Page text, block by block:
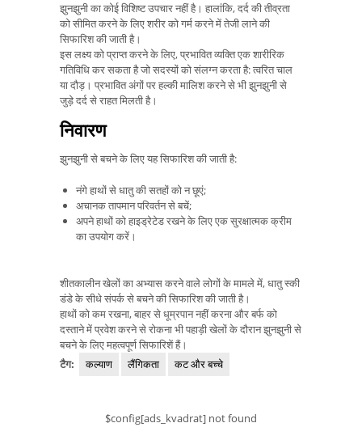
झुनझुनी का कोई विशिष्ट उपचार नहीं है। हालांकि, दर्द की तीव्रता
को सीमित करने के लिए शरीर को गर्म करने में तेजी लाने की
सिफारिश की जाती है।
इस लक्ष्य को प्राप्त करने के लिए, प्रभावित व्यक्ति एक शारीरिक
गतिविधि कर सकता है जो सदस्यों को संलग्न करता है: त्वरित चाल
या दौड़। प्रभावित अंगों पर हल्की मालिश करने से भी झुनझुनी से
जुड़े दर्द से राहत मिलती है।
निवारण
झुनझुनी से बचने के लिए यह सिफारिश की जाती है:
नंगे हाथों से धातु की सतहों को न छूएं;
अचानक तापमान परिवर्तन से बचें;
अपने हाथों को हाइड्रेटेड रखने के लिए एक सुरक्षात्मक क्रीम
का उपयोग करें।
शीतकालीन खेलों का अभ्यास करने वाले लोगों के मामले में, धातु स्की
डंडे के सीधे संपर्क से बचने की सिफारिश की जाती है।
हाथों को कम रखना, बाहर से धूम्रपान नहीं करना और बर्फ को
दस्ताने में प्रवेश करने से रोकना भी पहाड़ी खेलों के दौरान झुनझुनी से
बचने के लिए महत्वपूर्ण सिफारिशें हैं।
टैग:
कल्याण लैंगिकता कट और बच्चे
$config[ads_kvadrat] not found